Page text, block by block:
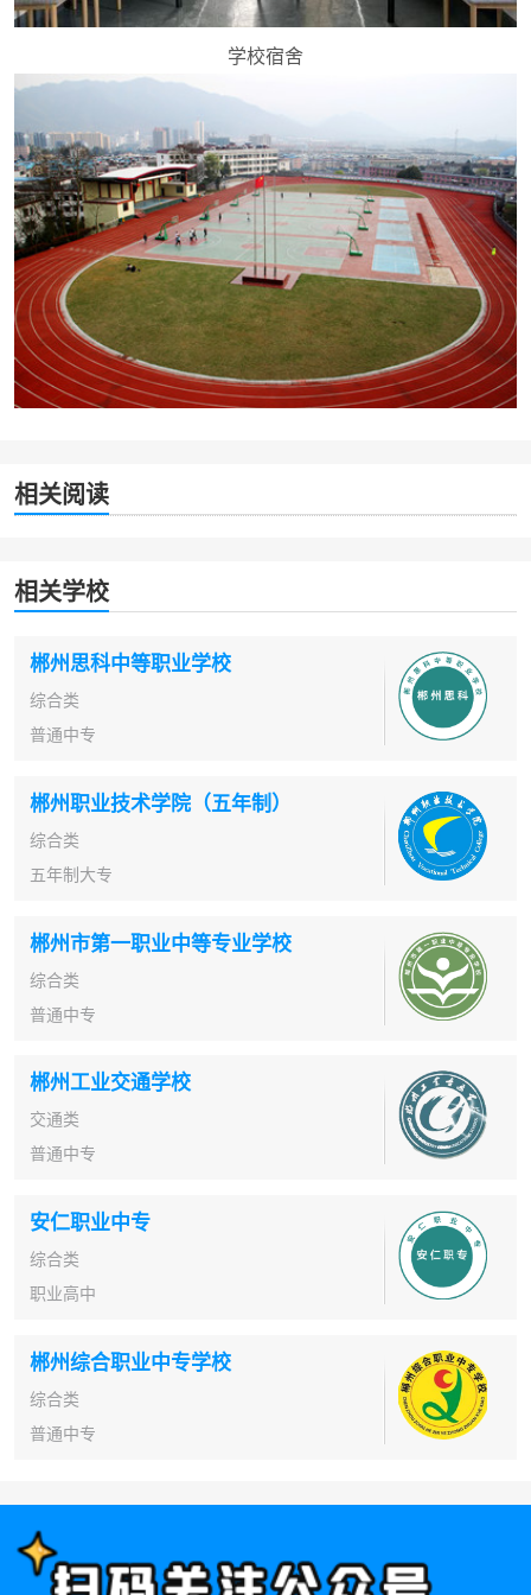
学校宿舍
相关阅读
相关学校
郴州思科中等职业学校
综合类
普通中专
郴州职业技术学院（五年制）
综合类
五年制大专
郴州市第一职业中等专业学校
综合类
普通中专
郴州工业交通学校
交通类
普通中专
安仁职业中专
综合类
职业高中
郴州综合职业中专学校
综合类
普通中专